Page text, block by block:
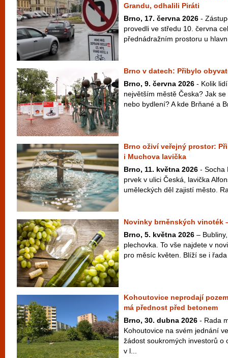
Grandu, odhalili Piráti
Brno, 17. června 2026 -
provedli ve středu 10. června
přednádražním prostoru u
Brno v datech: Přibylo
Brno, 9. června 2026 - Kolik
největším městě Česka? Jak
nebo bydlení? A kde Brňané a
Brno oživí veřejný prostor:
i Muchova lavička
Brno, 11. května 2026 - Socha
prvek v ulici Česká, lavička
uměleckých děl zajistí město.
Novinky brněnských vinoték
Brno, 5. května 2026 –
plechovka. To vše najdete v
pro měsíc květen. Blíží se i
Kohoutovice neprodají
má přednost před betonem
Brno, 30. dubna 2026 - Rada
Kohoutovice na svém jednání
žádost soukromých investorů o
v l...